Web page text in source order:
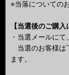
※当落についての
【当選後のご購入
・当選メールに
当選のお客様は
ます。